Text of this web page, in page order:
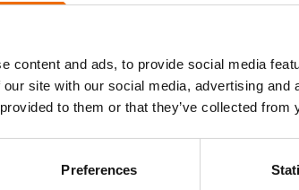
content and ads, to provide social media
site with our social media, advertising
to them or that they’ve collected
Preferences
de kleur steenstrip
vreemd, want kleur kies je om